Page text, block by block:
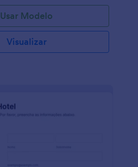
Usar Modelo
Visualizar